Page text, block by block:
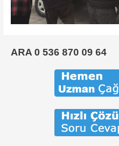
ARA 0 536 870 09 64